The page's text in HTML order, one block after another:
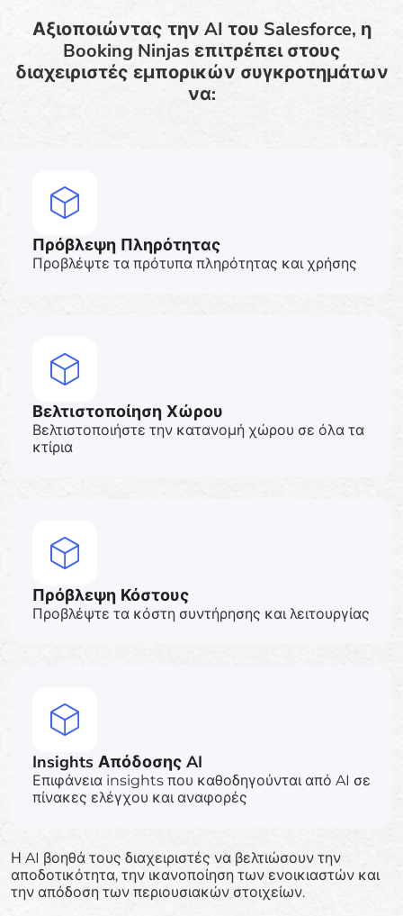
Αξιοποιώντας την AI του Salesforce, η
Booking Ninjas επιτρέπει στους
διαχειριστές εμπορικών συγκροτημάτων
να:
Πρόβλεψη Πληρότητας
Προβλέψτε τα πρότυπα πληρότητας και χρήσης
Βελτιστοποίηση Χώρου
Βελτιστοποιήστε την κατανομή χώρου σε όλα τα
κτίρια
Πρόβλεψη Κόστους
Προβλέψτε τα κόστη συντήρησης και λειτουργίας
Insights Απόδοσης AI
Επιφάνεια insights που καθοδηγούνται από AI σε
πίνακες ελέγχου και αναφορές
Η AI βοηθά τους διαχειριστές να βελτιώσουν την
αποδοτικότητα, την ικανοποίηση των ενοικιαστών και
την απόδοση των περιουσιακών στοιχείων.